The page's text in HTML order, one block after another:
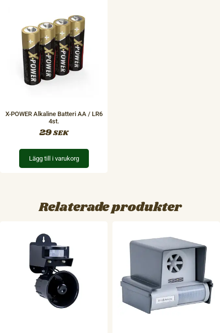
X-POWER Alkaline Batteri AA / LR6
4st.
29SEK
Lägg till i varukorg
Relaterade produkter